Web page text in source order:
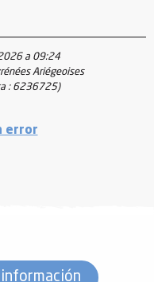
a 09:24
Ariégeoises
: 6236725)
error